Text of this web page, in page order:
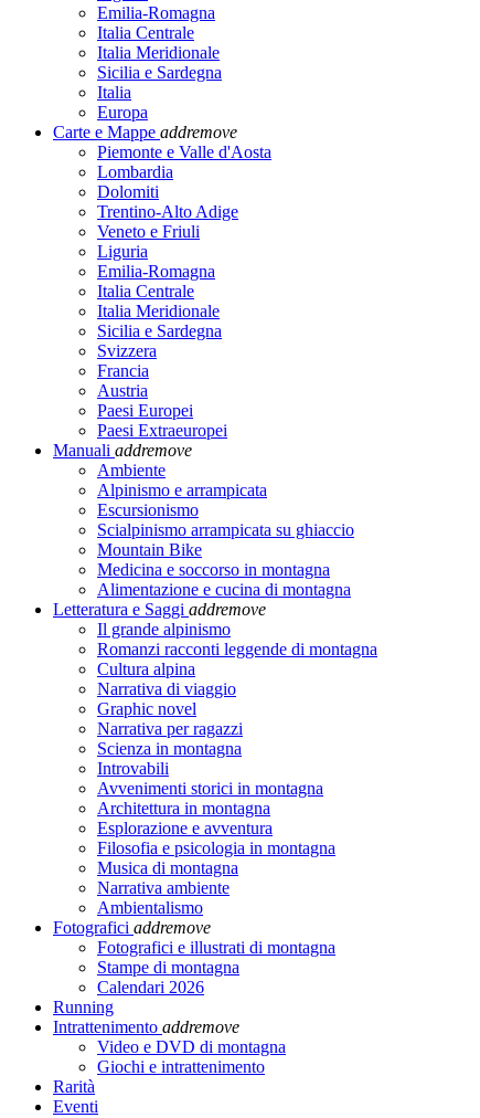
Emilia-Romagna
Italia Centrale
Italia Meridionale
Sicilia e Sardegna
Italia
Europa
Carte e Mappe addremove
Piemonte e Valle d'Aosta
Lombardia
Dolomiti
Trentino-Alto Adige
Veneto e Friuli
Liguria
Emilia-Romagna
Italia Centrale
Italia Meridionale
Sicilia e Sardegna
Svizzera
Francia
Austria
Paesi Europei
Paesi Extraeuropei
Manuali addremove
Ambiente
Alpinismo e arrampicata
Escursionismo
Scialpinismo arrampicata su ghiaccio
Mountain Bike
Medicina e soccorso in montagna
Alimentazione e cucina di montagna
Letteratura e Saggi addremove
Il grande alpinismo
Romanzi racconti leggende di montagna
Cultura alpina
Narrativa di viaggio
Graphic novel
Narrativa per ragazzi
Scienza in montagna
Introvabili
Avvenimenti storici in montagna
Architettura in montagna
Esplorazione e avventura
Filosofia e psicologia in montagna
Musica di montagna
Narrativa ambiente
Ambientalismo
Fotografici addremove
Fotografici e illustrati di montagna
Stampe di montagna
Calendari 2026
Running
Intrattenimento addremove
Video e DVD di montagna
Giochi e intrattenimento
Rarità
Eventi